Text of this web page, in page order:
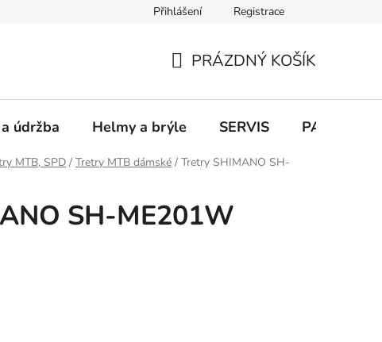
Přihlášení Registrace
KOŠÍK
PRÁZDNÝ KOŠÍK
údržba Helmy a brýle SERVIS
MTB, SPD / Tretry MTB dámské / Tretry SHIMANO SH-
SH-ME201W